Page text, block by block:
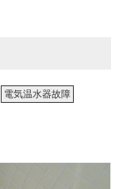
電気温水器故障